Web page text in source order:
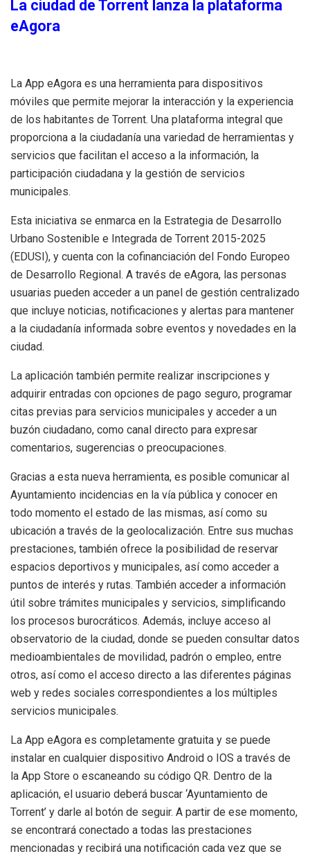
La ciudad de Torrent lanza la plataforma
eAgora
La App eAgora es una herramienta para dispositivos
móviles que permite mejorar la interacción y la experiencia
de los habitantes de Torrent. Una plataforma integral que
proporciona a la ciudadanía una variedad de herramientas y
servicios que facilitan el acceso a la información, la
participación ciudadana y la gestión de servicios
municipales.
Esta iniciativa se enmarca en la Estrategia de Desarrollo
Urbano Sostenible e Integrada de Torrent 2015-2025
(EDUSI), y cuenta con la cofinanciación del Fondo Europeo
de Desarrollo Regional. A través de eAgora, las personas
usuarias pueden acceder a un panel de gestión centralizado
que incluye noticias, notificaciones y alertas para mantener
a la ciudadanía informada sobre eventos y novedades en la
ciudad.
La aplicación también permite realizar inscripciones y
adquirir entradas con opciones de pago seguro, programar
citas previas para servicios municipales y acceder a un
buzón ciudadano, como canal directo para expresar
comentarios, sugerencias o preocupaciones.
Gracias a esta nueva herramienta, es posible comunicar al
Ayuntamiento incidencias en la vía pública y conocer en
todo momento el estado de las mismas, así como su
ubicación a través de la geolocalización. Entre sus muchas
prestaciones, también ofrece la posibilidad de reservar
espacios deportivos y municipales, así como acceder a
puntos de interés y rutas. También acceder a información
útil sobre trámites municipales y servicios, simplificando
los procesos burocráticos. Además, incluye acceso al
observatorio de la ciudad, donde se pueden consultar datos
medioambientales de movilidad, padrón o empleo, entre
otros, así como el acceso directo a las diferentes páginas
web y redes sociales correspondientes a los múltiples
servicios municipales.
La App eAgora es completamente gratuita y se puede
instalar en cualquier dispositivo Android o IOS a través de
la App Store o escaneando su código QR. Dentro de la
aplicación, el usuario deberá buscar ‘Ayuntamiento de
Torrent’ y darle al botón de seguir. A partir de ese momento,
se encontrará conectado a todas las prestaciones
mencionadas y recibirá una notificación cada vez que se